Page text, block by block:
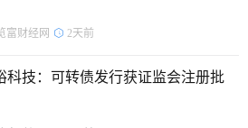
江省优秀工业新产品名单由浙江省经
发布，共包含187项产品，涵盖智能
装备、特色专用装备、先进交通装备
富财经网 2天前
科技：可转债发行获证监会注册批